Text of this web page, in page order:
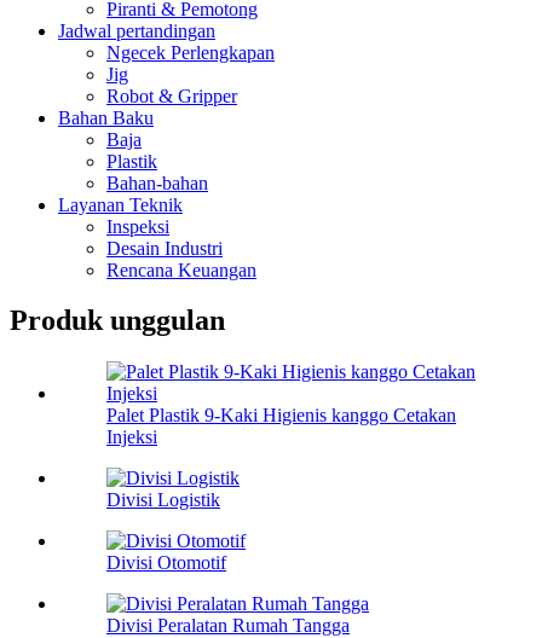
Piranti & Pemotong
Jadwal pertandingan
Ngecek Perlengkapan
Jig
Robot & Gripper
Bahan Baku
Baja
Plastik
Bahan-bahan
Layanan Teknik
Inspeksi
Desain Industri
Rencana Keuangan
Produk unggulan
Palet Plastik 9-Kaki Higienis kanggo Cetakan
Injeksi
Divisi Logistik
Divisi Otomotif
Divisi Peralatan Rumah Tangga